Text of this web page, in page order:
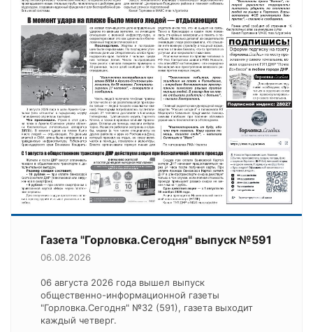
Газета "Горловка.Сегодня" выпуск №591
06.08.2026
06 августа 2026 года вышел выпуск
общественно-информационной газеты
"Горловка.Сегодня" №32 (591), газета выходит
каждый четверг.